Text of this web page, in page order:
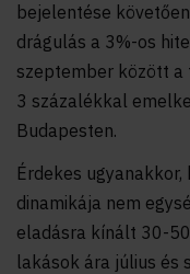
bejelentése
drágulás a 3%-os
szeptember között a
3 százalékkal
Budapesten.
Érdekes
dinamikája nem
eladásra kínált 30-
lakások ára július